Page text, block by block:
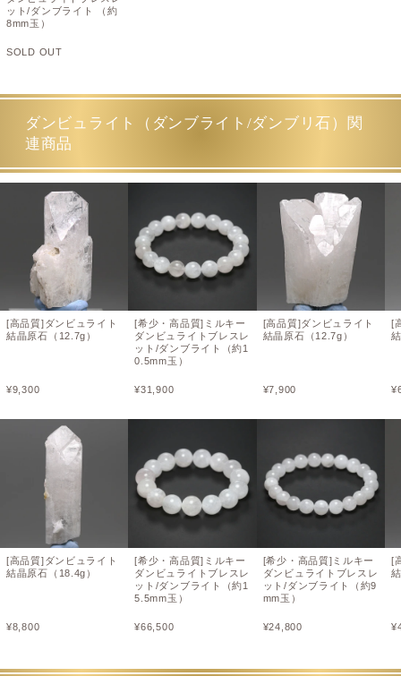
ット/ダンブライト （約
8mm玉）
SOLD OUT
ダンビュライト（ダンブライト/ダンブリ石）関
連商品
[高品質]ダンビュライト
結晶原石（12.7g）
¥9,300
[高品質]ダンビュライト
結晶原石（18.4g）
¥8,800
[希少・高品質]ミルキー
ダンビュライトブレスレ
ット/ダンブライト（約1
0.5mm玉）
¥31,900
[希少・高品質]ミルキー
ダンビュライトブレスレ
ット/ダンブライト（約1
5.5mm玉）
¥66,500
[高品質]ダンビュライト
結晶原石（12.7g）
¥7,900
[希少・高品質]ミルキー
ダンビュライトブレスレ
ット/ダンブライト（約9
mm玉）
¥24,800
[
¥
[
¥